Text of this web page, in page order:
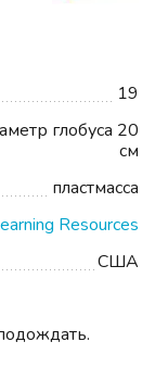
19
глобуса 20
см
пластмасса
Resources
США